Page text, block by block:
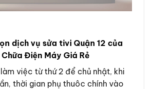
dịch vụ sửa tivi Quận 12 của
Điện Máy Giá Rẻ
việc từ thứ 2 để chủ nhật, khi
thời gian phụ thuôc chính vào